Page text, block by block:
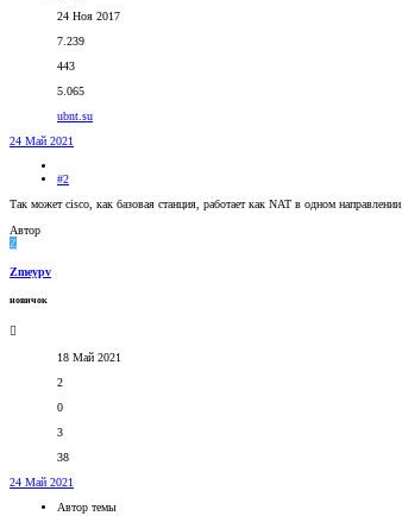
24 Ноя 2017
7.239
443
5.065
ubnt.su
24 Май 2021
#2
Так может cisco, как базовая станция, работает как NAT в одном направлении.
Автор
Z
Zmeypv
новичок
18 Май 2021
2
0
3
38
24 Май 2021
Автор темы